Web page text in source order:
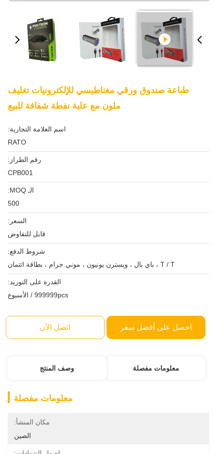
طباعة صندوق ورقي مغناطيسي للإلكترونيات تغليف
ملون مع علبة نفطة شفافة للبيع
اسم العلامة التجارية:
RATO
رقم الطراز:
CPB001
الـ MOQ:
500
السعر:
قابل للتفاوض
شروط الدفع:
T / T ، باي بال ، ويسترن يونيون ، موني جرام ، بطاقة ائتمان
القدرة على التوريد:
999999pcs / الأسبوع
احصل على أفضل سعر اتصل الآن
معلومات مفصلة وصف المنتج
معلومات مفصلة
مكان المنشأ:
الصين